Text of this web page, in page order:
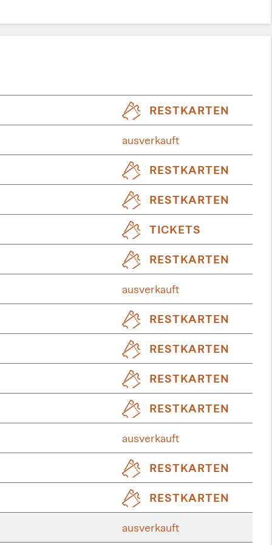
RESTKARTEN
ausverkauft
RESTKARTEN
RESTKARTEN
TICKETS
RESTKARTEN
ausverkauft
RESTKARTEN
RESTKARTEN
RESTKARTEN
RESTKARTEN
ausverkauft
RESTKARTEN
RESTKARTEN
ausverkauft